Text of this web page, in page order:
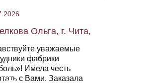
Ольга, г. Чита,
уважаемые
фабрики
Имела честь
с Вами. Заказала